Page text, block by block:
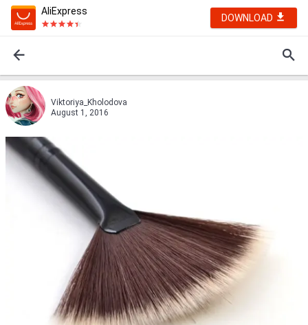
AliExpress
DOWNLOAD
Viktoriya_Kholodova
August 1, 2016